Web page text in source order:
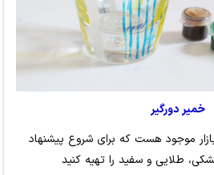
خمیر دورگیر
موجود هست که برای شروع پیشنهاد
طلایی و سفید را تهیه کنید